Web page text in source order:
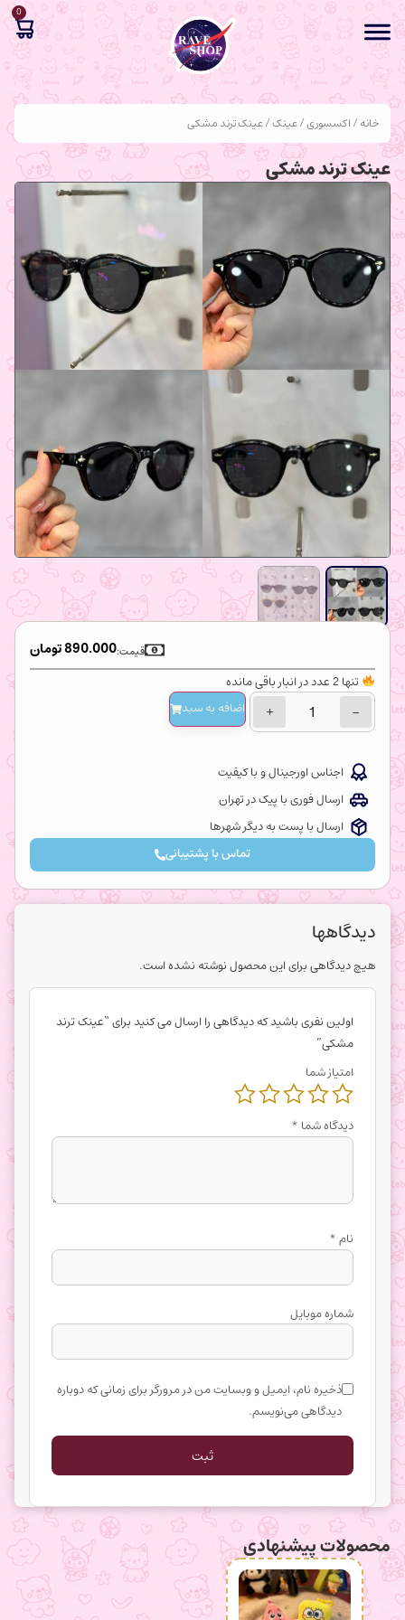
0
خانه/اکسسوری/عینک/ عینک ترند مشکی
عینک ترند مشکی
890.000تومان قیمت:
تنها 2 عدد در انبار باقی مانده
−
+ اضافه‌ به سبد
اجناس اورجینال و با کیفیت
ارسال فوری با پیک در تهران
ارسال با پست به دیگر شهرها
تماس با پشتیبانی
دیدگاهها
هیچ دیدگاهی برای این محصول نوشته نشده است.
اولین نفری باشید که دیدگاهی را ارسال می کنید برای “عینک ترند
مشکی”
امتیاز شما
دیدگاه شما *
نام*
شماره موبایل
ذخیره نام، ایمیل و وبسایت من در مرورگر برای زمانی که دوباره
دیدگاهی می‌نویسم.
محصولات پیشنهادی